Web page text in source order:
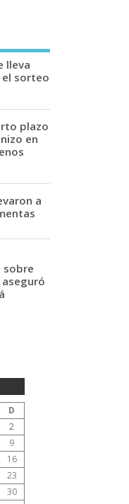
lleva
el sorteo
plazo
en
a
sobre
D
2
9
16
23
30